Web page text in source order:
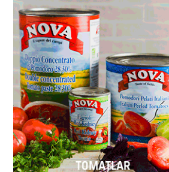
imtina etdi: ABŞ-ın özünün bu
ehtiyacı var
07.08.2026- 15:00
ÖZƏL
İki futbolçu İran millisindən İMTİNA
ETDİ:Bu ölkəni seçdilər
07.08.2026- 14:45
GÜNDƏM
Azərbaycanda sabah 39 dərəcə isti
olacaq